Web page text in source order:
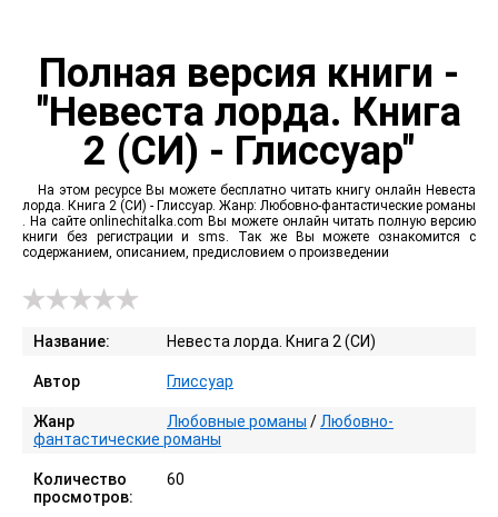
Полная версия книги -
"Невеста лорда. Книга
2 (СИ) - Глиссуар"
На этом ресурсе Вы можете бесплатно читать книгу онлайн Невеста
лорда. Книга 2 (СИ) - Глиссуар. Жанр: Любовно-фантастические романы
. На сайте onlinechitalka.com Вы можете онлайн читать полную версию
книги без регистрации и sms. Так же Вы можете ознакомится с
содержанием, описанием, предисловием о произведении
Название: Невеста лорда. Книга 2 (СИ)
Автор Глиссуар
Жанр Любовные романы / Любовно-
фантастические романы
Количество
просмотров:
60